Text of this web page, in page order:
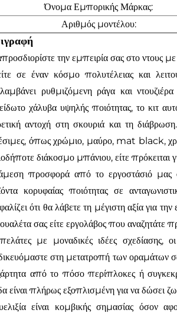
Όνομα Εμπορικής Μάρκας:
Αριθμός μοντέλου:
την εμπειρία σας στο
σε έναν κόσμο πολυτέλειας και
ρυθμιζόμενη ράγα και
χάλυβα υψηλής ποιότητας, το κιτ
αντοχή στη σκουριά και τη
όπως χρώμιο, μαύρο, mat black,
διάκοσμο μπάνιου, είτε πρόκειται
προσφορά από το εργοστάσιό μας
κορυφαίας ποιότητας σε
ότι θα λάβετε τη μέγιστη αξία για
σας είτε εργολάβος που αναζητάτε
με μοναδικές ιδέες σχεδίασης,
στη μετατροπή των οραμάτων
από το πόσο περίπλοκες ή
είναι πλήρως εξοπλισμένη για να δώσει
είναι κομβικής σημασίας όσον